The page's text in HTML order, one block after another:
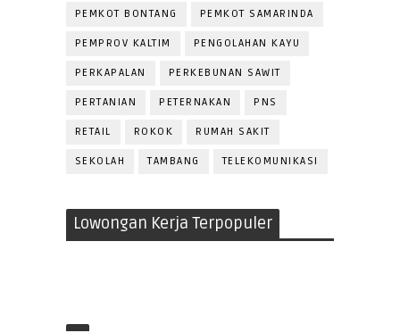
PEMKOT BONTANG PEMKOT SAMARINDA
PEMPROV KALTIM PENGOLAHAN KAYU
PERKAPALAN PERKEBUNAN SAWIT
PERTANIAN PETERNAKAN PNS
RETAIL ROKOK RUMAH SAKIT
SEKOLAH TAMBANG TELEKOMUNIKASI
Lowongan Kerja Terpopuler